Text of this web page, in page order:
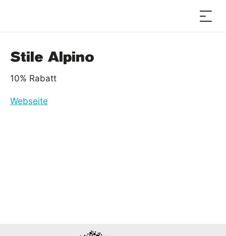
Stile Alpino
10% Rabatt
Webseite